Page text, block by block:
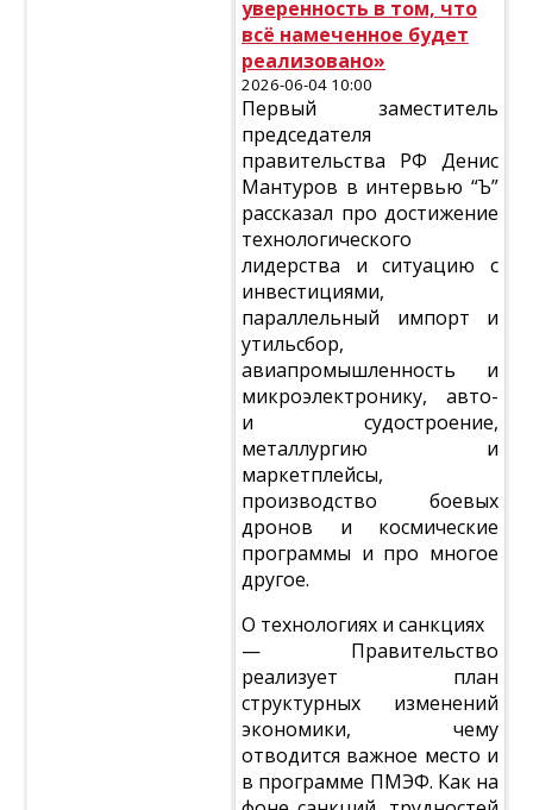
уверенность в том, что
всё намеченное будет
реализовано»
2026-06-04 10:00
Первый заместитель
председателя
правительства РФ Денис
Мантуров в интервью “Ъ”
рассказал про достижение
технологического
лидерства и ситуацию с
инвестициями,
параллельный импорт и
утильсбор,
авиапромышленность и
микроэлектронику, авто-
и судостроение,
металлургию и
маркетплейсы,
производство боевых
дронов и космические
программы и про многое
другое.
О технологиях и санкциях
— Правительство
реализует план
структурных изменений
экономики, чему
отводится важное место и
в программе ПМЭФ. Как на